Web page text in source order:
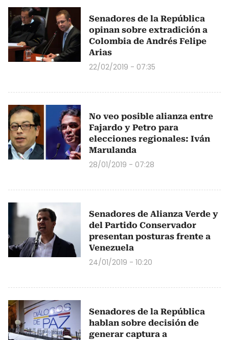
Senadores de la República
opinan sobre extradición a
Colombia de Andrés Felipe
Arias
22/02/2019 - 07:35
No veo posible alianza entre
Fajardo y Petro para
elecciones regionales: Iván
Marulanda
28/01/2019 - 07:28
Senadores de Alianza Verde y
del Partido Conservador
presentan posturas frente a
Venezuela
24/01/2019 - 10:20
Senadores de la República
hablan sobre decisión de
generar captura a